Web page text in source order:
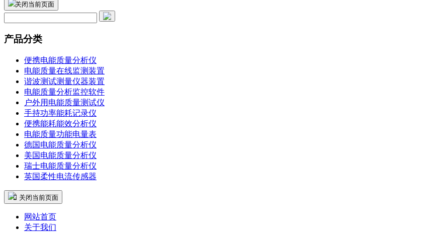
关闭当前页面
产品分类
便携电能质量分析仪
电能质量在线监测装置
谐波测试测量仪器装置
电能质量分析监控软件
户外用电能质量测试仪
手持功率能耗记录仪
便携能耗能效分析仪
电能质量功能电量表
德国电能质量分析仪
美国电能质量分析仪
瑞士电能质量分析仪
英国柔性电流传感器
 关闭当前页面
网站首页
关于我们